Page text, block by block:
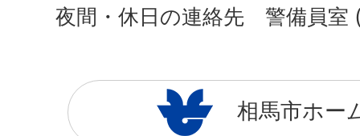
夜間・休日の連絡先 警備員
相馬市ホー